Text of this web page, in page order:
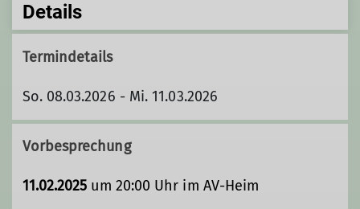
Details
Termindetails
So. 08.03.2026 - Mi. 11.03.2026
Vorbesprechung
11.02.2025 um 20:00 Uhr im AV-Heim